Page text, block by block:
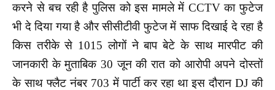
करने से बच रही है पुलिस को इस मामले में CCTV का फुटेज
भी दे दिया गया है और सीसीटीवी फुटेज में साफ दिखाई दे रहा है
किस तरीके से 1015 लोगों ने बाप बेटे के साथ मारपीट की
जानकारी के मुताबिक 30 जून की रात को आरोपी अपने दोस्तों
के साथ फ्लैट नंबर 703 में पार्टी कर रहा था इस दौरान DJ की